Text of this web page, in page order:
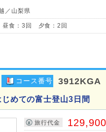
／山梨県
食：3回 夕食：2回
コース番号 3912KGA
めての富士登山3日間
旅行代金